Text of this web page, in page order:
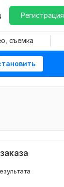
Регистрация
съемка